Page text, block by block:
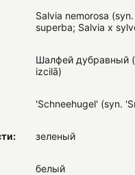
Salvia nemorosa
superba; Salvia x
Шалфей дубравный
izcilā)
'Schneehugel' (syn.
зеленый
белый